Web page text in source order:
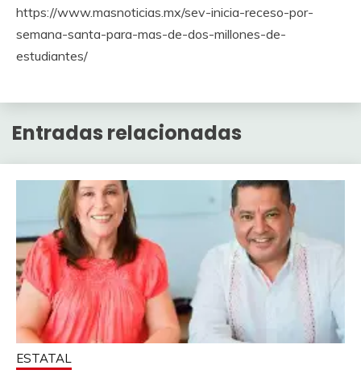
https://www.masnoticias.mx/sev-inicia-receso-por-
semana-santa-para-mas-de-dos-millones-de-
estudiantes/
Entradas relacionadas
ESTATAL